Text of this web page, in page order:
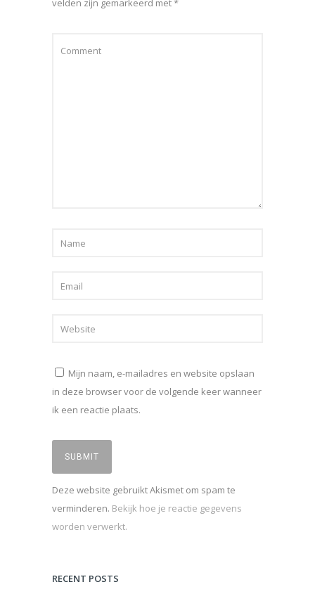
velden zijn gemarkeerd met*
Mijn naam, e-mailadres en website opslaan
in deze browser voor de volgende keer wanneer
ik een reactie plaats.
Deze website gebruikt Akismet om spam te
verminderen. Bekijk hoe je reactie gegevens
worden verwerkt.
RECENT POSTS